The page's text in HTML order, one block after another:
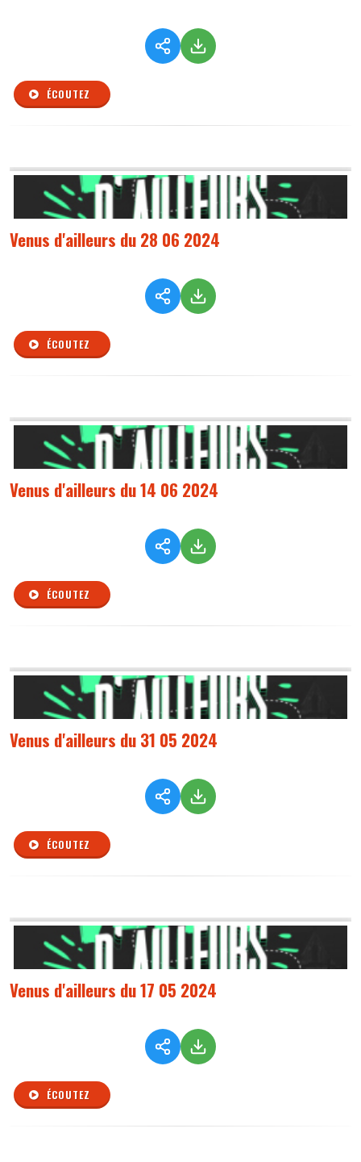
ÉCOUTEZ
Venus d'ailleurs du 28 06 2024
ÉCOUTEZ
Venus d'ailleurs du 14 06 2024
ÉCOUTEZ
Venus d'ailleurs du 31 05 2024
ÉCOUTEZ
Venus d'ailleurs du 17 05 2024
ÉCOUTEZ